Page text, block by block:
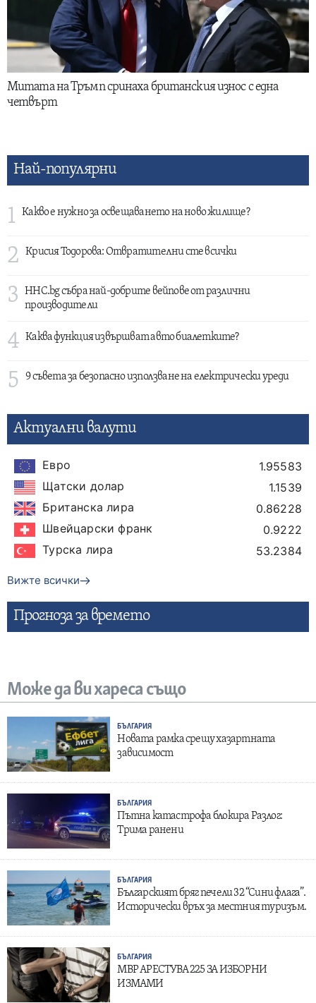
Митата на Тръмп сринаха британския износ с една
четвърт
Най-популярни
1 Какво е нужно за освещаването на ново жилище?
2 Крисия Тодорова: Отвратителни сте всички
3
HHC.bg събра най-добрите вейпове от различни
производители
4 Каква функция извършват авто биалетките?
5 9 съвета за безопасно използване на електрически уреди
Актуални валути
Евро
1.95583
Щатски долар
1.1539
Британска лира
0.86228
Швейцарски франк
0.9222
Турска лира
53.2384
Вижте всички
Прогнозa за времето
Може да ви хареса също
БЪЛГАРИЯ
Новата рамка срещу хазартната
зависимост
БЪЛГАРИЯ
Пътна катастрофа блокира Разлог:
Трима ранени
БЪЛГАРИЯ
Българският бряг печели 32 “Сини флага”.
Исторически връх за местния туризъм.
БЪЛГАРИЯ
МВР АРЕСТУВА 225 ЗА ИЗБОРНИ
ИЗМАМИ